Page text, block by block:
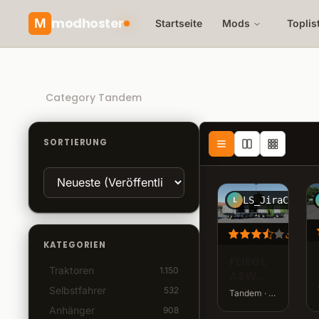
M modhoster Startseite Mods
Category Tandem
SORTIERUNG
KATEGORIEN
Traktoren 1.150
Selbstfahrer 532
Anhänger 908
L LS_JiraCz
268
Tandem · v1,2 · 30,7 MB